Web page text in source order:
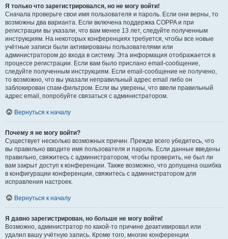
Я только что зарегистрировался, но не могу войти!
Сначала проверьте свои имя пользователя и пароль. Если они верны, то
возможны два варианта. Если включена поддержка COPPA и при
регистрации вы указали, что вам менее 13 лет, следуйте полученным
инструкциям. На некоторых конференциях требуется, чтобы все новые
учётные записи были активированы пользователями или
администратором до входа в систему. Эта информация отображается в
процессе регистрации. Если вам было прислано email-сообщение,
следуйте полученным инструкциям. Если email-сообщение не получено,
то возможно, что вы указали неправильный адрес email либо он
заблокирован спам-фильтром. Если вы уверены, что ввели правильный
адрес email, попробуйте связаться с администратором.
Вернуться к началу
Почему я не могу войти?
Существует несколько возможных причин. Прежде всего убедитесь, что
вы правильно вводите имя пользователя и пароль. Если данные введены
правильно, свяжитесь с администратором, чтобы проверить, не был ли
вам закрыт доступ к конференции. Также возможно, что допущена ошибка
в конфигурации конференции, свяжитесь с администратором для
исправления настроек.
Вернуться к началу
Я давно зарегистрирован, но больше не могу войти!
Возможно, администратор по какой-то причине деактивировал или
удалил вашу учётную запись. Кроме того, многие конференции